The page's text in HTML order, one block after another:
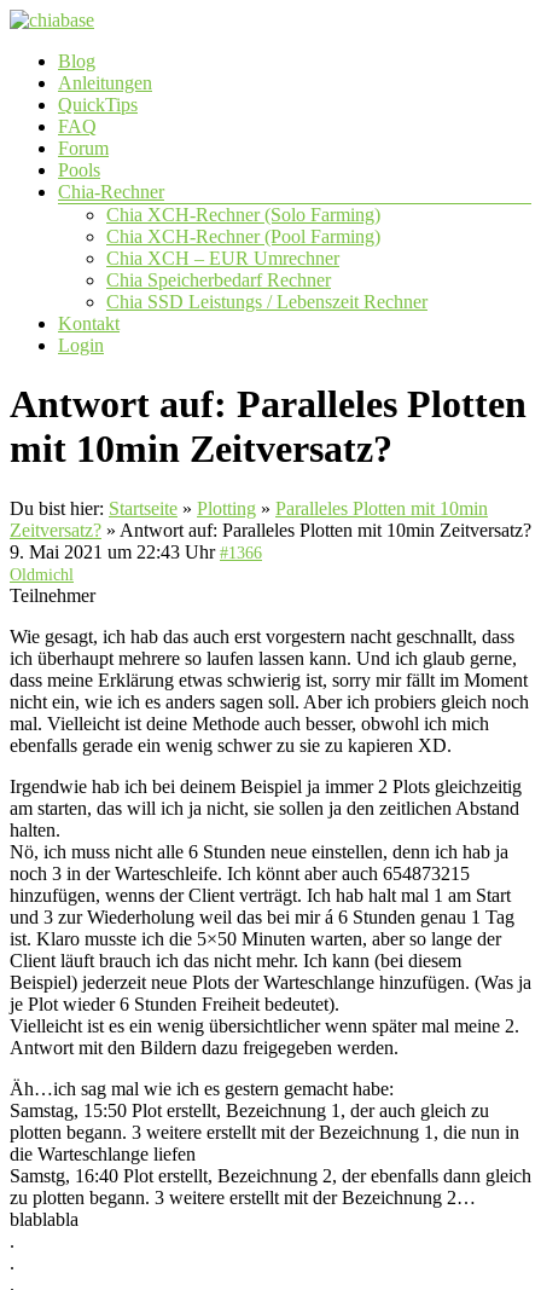
Zum
springen
chiabase
CHIA
Info-
Community
Seite
Menü
Blog
Anleitungen
QuickTips
FAQ
Forum
Pools
Chia-Rechner
Chia XCH-Rechner (Solo Farming)
Chia XCH-Rechner (Pool Farming)
Chia XCH – EUR Umrechner
Chia Speicherbedarf Rechner
Chia SSD Leistungs / Lebenszeit Rechner
Kontakt
Login
Antwort auf: Paralleles Plotten
mit 10min Zeitversatz?
Du bist hier: Startseite » Plotting » Paralleles Plotten mit 10min
Zeitversatz? » Antwort auf: Paralleles Plotten mit 10min Zeitversatz?
9. Mai 2021 um 22:43 Uhr #1366
Oldmichl
Teilnehmer
Wie gesagt, ich hab das auch erst vorgestern nacht geschnallt, dass
ich überhaupt mehrere so laufen lassen kann. Und ich glaub gerne,
dass meine Erklärung etwas schwierig ist, sorry mir fällt im Moment
nicht ein, wie ich es anders sagen soll. Aber ich probiers gleich noch
mal. Vielleicht ist deine Methode auch besser, obwohl ich mich
ebenfalls gerade ein wenig schwer zu sie zu kapieren XD.
Irgendwie hab ich bei deinem Beispiel ja immer 2 Plots gleichzeitig
am starten, das will ich ja nicht, sie sollen ja den zeitlichen Abstand
halten.
Nö, ich muss nicht alle 6 Stunden neue einstellen, denn ich hab ja
noch 3 in der Warteschleife. Ich könnt aber auch 654873215
hinzufügen, wenns der Client verträgt. Ich hab halt mal 1 am Start
und 3 zur Wiederholung weil das bei mir á 6 Stunden genau 1 Tag
ist. Klaro musste ich die 5×50 Minuten warten, aber so lange der
Client läuft brauch ich das nicht mehr. Ich kann (bei diesem
Beispiel) jederzeit neue Plots der Warteschlange hinzufügen. (Was ja
je Plot wieder 6 Stunden Freiheit bedeutet).
Vielleicht ist es ein wenig übersichtlicher wenn später mal meine 2.
Antwort mit den Bildern dazu freigegeben werden.
Äh…ich sag mal wie ich es gestern gemacht habe:
Samstag, 15:50 Plot erstellt, Bezeichnung 1, der auch gleich zu
plotten begann. 3 weitere erstellt mit der Bezeichnung 1, die nun in
die Warteschlange liefen
Samstg, 16:40 Plot erstellt, Bezeichnung 2, der ebenfalls dann gleich
zu plotten begann. 3 weitere erstellt mit der Bezeichnung 2…
blablabla
.
.
.